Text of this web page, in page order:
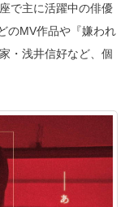
で主に活躍中の俳優
のMV作品や『嫌われ
・浅井信好など、個